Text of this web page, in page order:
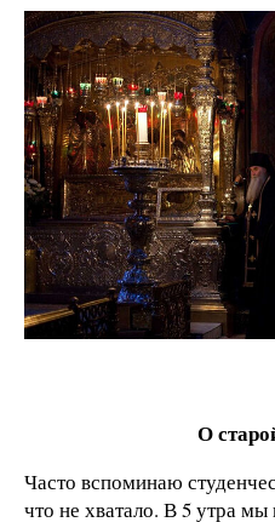
О
Часто вспоминаю
что не хватало. В 5 утра